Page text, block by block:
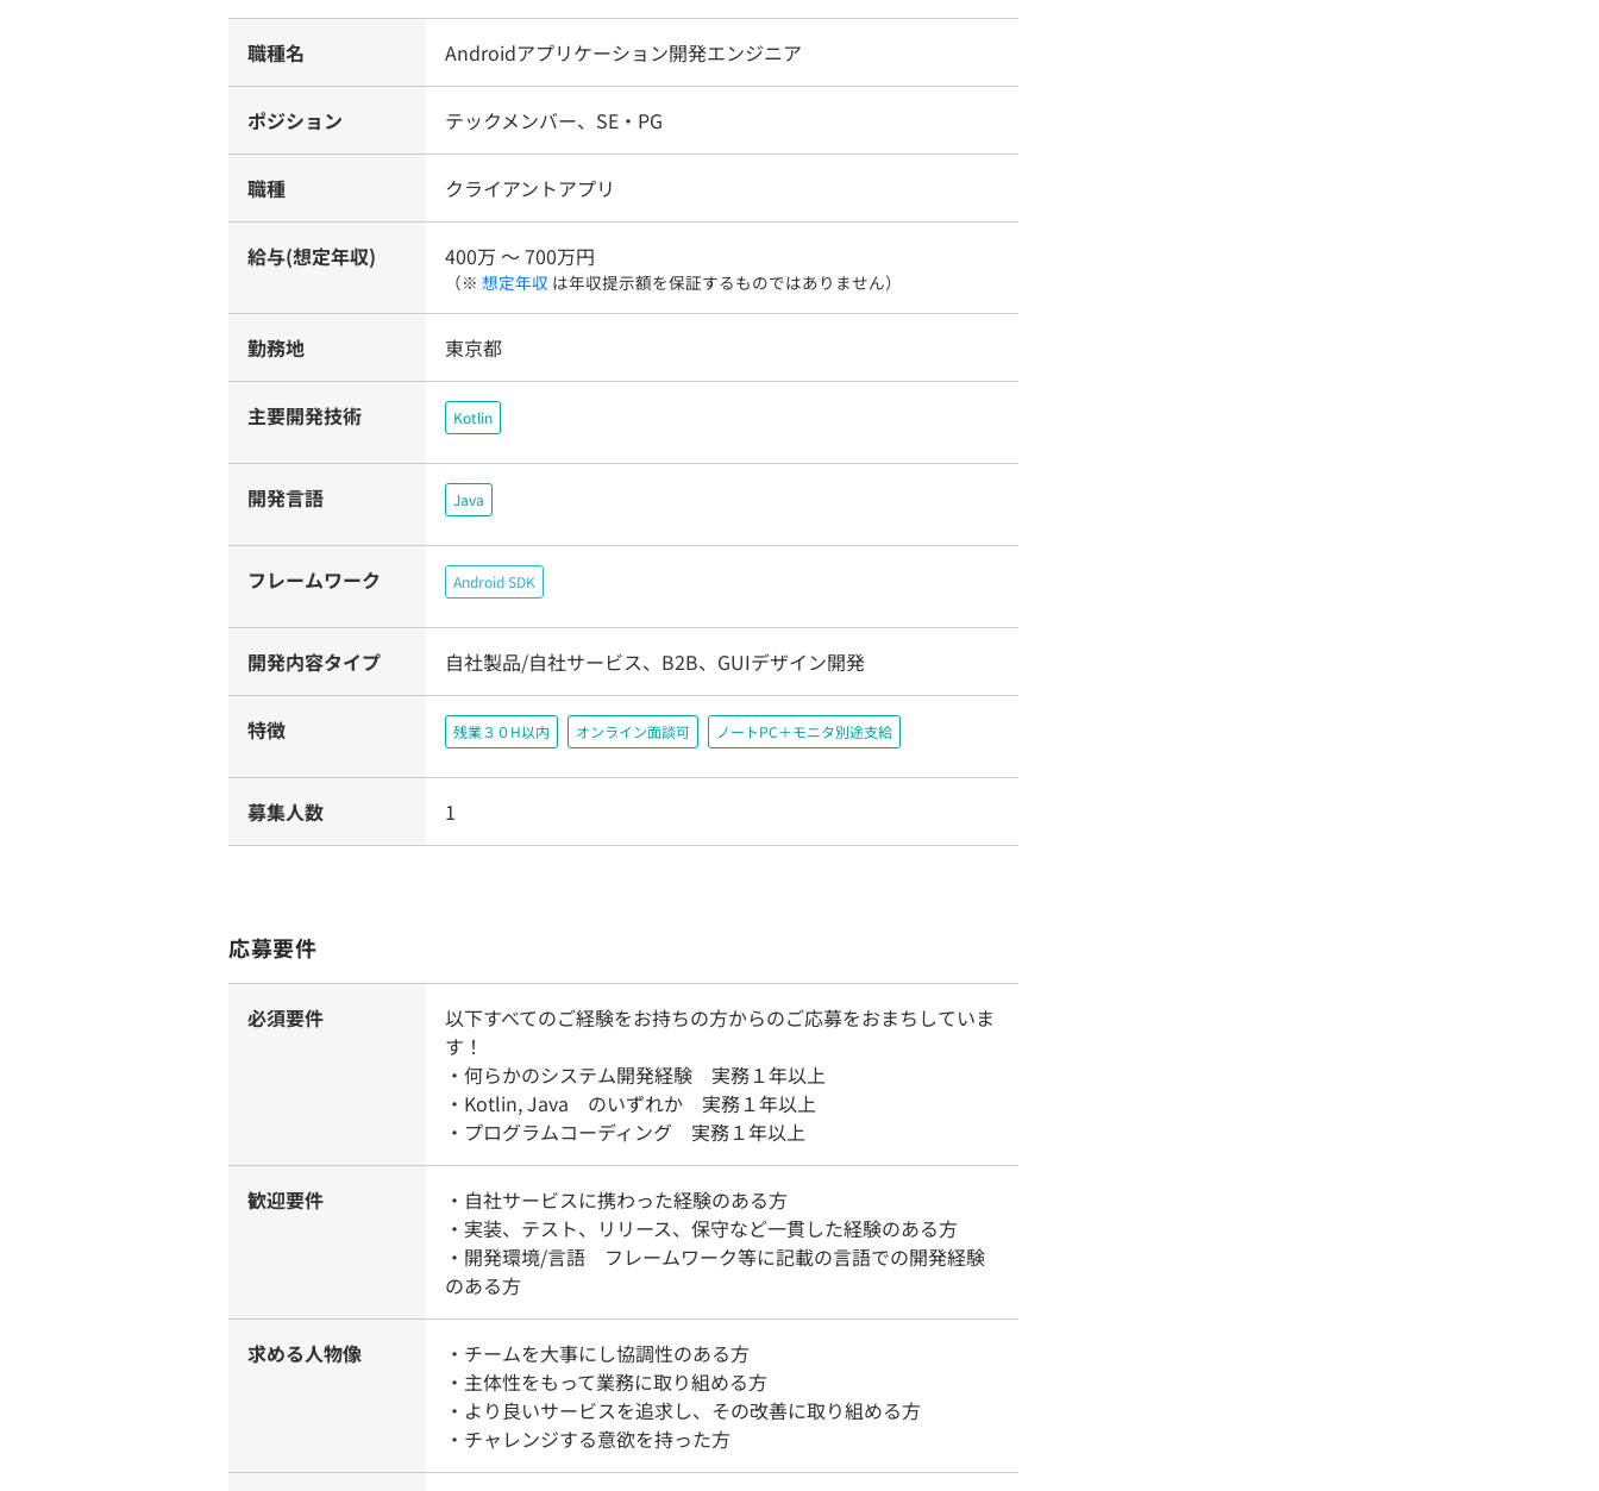
職種名 Androidアプリケーション開発エンジニア
ポジション テックメンバー、SE・PG
職種 クライアントアプリ
給与(想定年収) 400万 〜 700万円
（※ 想定年収 は年収提示額を保証するものではありません）
勤務地 東京都
主要開発技術 Kotlin
開発言語 Java
フレームワーク Android SDK
開発内容タイプ 自社製品/自社サービス、B2B、GUIデザイン開発
特徴 残業３０H以内 オンライン面談可 ノートPC＋モニタ別途支給
募集人数 1
応募要件
必須要件
以下すべてのご経験をお持ちの方からのご応募をおまちしていま
す！
・何らかのシステム開発経験 実務１年以上
・Kotlin, Java のいずれか 実務１年以上
・プログラムコーディング 実務１年以上
歓迎要件
・自社サービスに携わった経験のある方
・実装、テスト、リリース、保守など一貫した経験のある方
・開発環境/言語 フレームワーク等に記載の言語での開発経験
のある方
求める人物像
・チームを大事にし協調性のある方
・主体性をもって業務に取り組める方
・より良いサービスを追求し、その改善に取り組める方
・チャレンジする意欲を持った方